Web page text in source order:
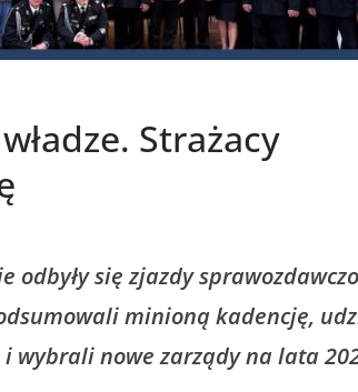
Strażacy
odbyły się zjazdy
minioną kadencję,
wybrali nowe zarządy na lata